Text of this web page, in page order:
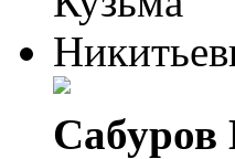
Сабуров